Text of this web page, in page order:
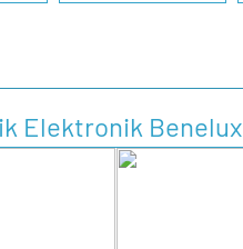
Elektronik Benelux